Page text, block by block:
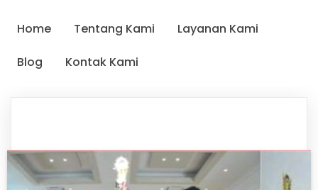
Home Tentang Kami Layanan Kami
Blog Kontak Kami